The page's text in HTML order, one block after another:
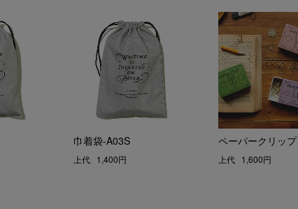
巾着袋-A03S
上代 1,400円
ペーパークリップ
上代 1,600円